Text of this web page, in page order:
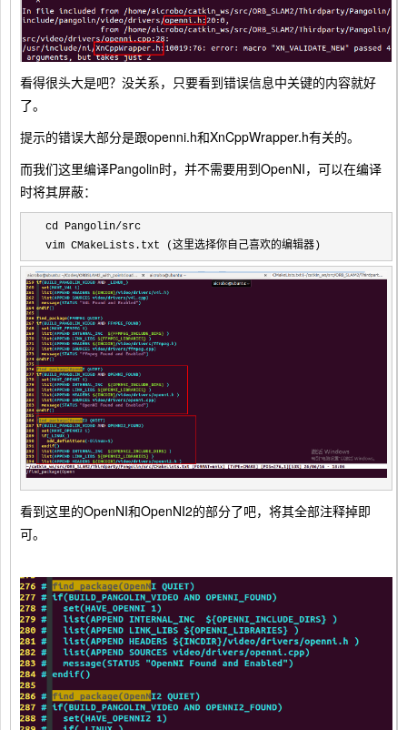
看得很头大是吧？没关系，只要看到错误信息中关键的内容就好
了。
提示的错误大部分是跟openni.h和XnCppWrapper.h有关的。
而我们这里编译Pangolin时，并不需要用到OpenNI，可以在编译
时将其屏蔽：
cd Pangolin/src
vim CMakeLists.txt (这里选择你自己喜欢的编辑器)
看到这里的OpenNI和OpenNI2的部分了吧，将其全部注释掉即
可。